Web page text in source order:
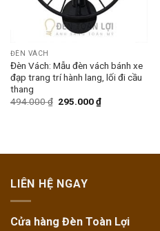
ĐÈN VÁCH
Đèn Vách: Mẫu đèn vách bánh xe
đạp trang trí hành lang, lối đi cầu
thang
494.000₫ 295.000₫
LIÊN HỆ NGAY
Cửa hàng Đèn Toàn Lợi